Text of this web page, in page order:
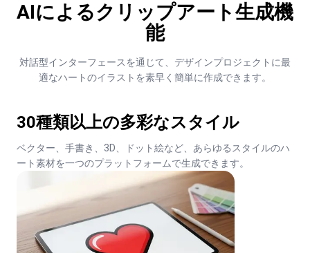
AIによるクリップアート生成機
能
対話型インターフェースを通じて、デザインプロジェクトに最
適なハートのイラストを素早く簡単に作成できます。
30種類以上の多彩なスタイル
ベクター、手書き、3D、ドット絵など、あらゆるスタイルのハ
ート素材を一つのプラットフォームで生成できます。